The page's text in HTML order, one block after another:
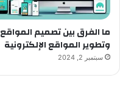
ما الفرق بين تصميم المواقع
وتطوير المواقع الإلكترونية
سبتمبر 2, 2024